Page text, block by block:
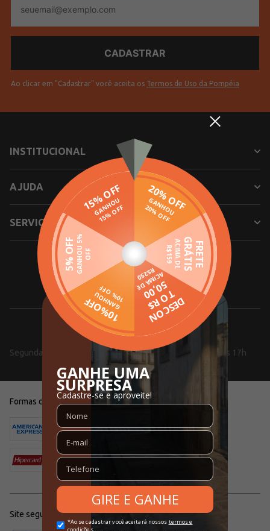
mail
Ao clicar em "Cadastrar" você aceita os Termos de Uso da Pompéia
INSTITUCIONAL
AJUDA
SERVIÇOS
SIGA NOSSAS REDES SOCIAIS
0800 000 5353
Segunda a Sexta, das 08h às 18h e aos Sábados, das 10h às 17h
Formas de pagamento
Site seguro